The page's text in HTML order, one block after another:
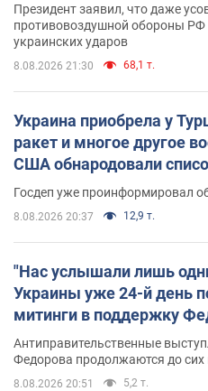
Президент заявил, что даже
противовоздушной обороны РФ
украинских ударов
8.08.2026 21:30 68,1 т.
Украина приобрела у
ракет и многое другое
США обнародовали
Госдеп уже проинформировал
8.08.2026 20:37 12,9 т.
"Нас услышали лишь
Украины уже 24-й день
митинги в поддержку
Антиправительственные
Федорова продолжаются до сих
8.08.2026 20:51 5,2 т.